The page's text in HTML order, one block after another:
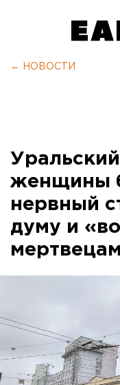
← НОВОСТИ
женщины
нервный
думу и